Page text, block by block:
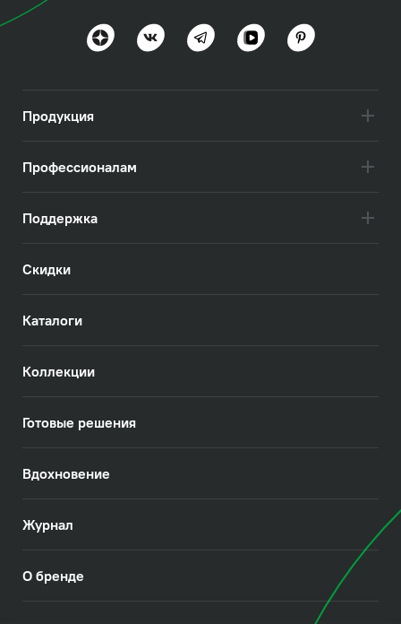
Продукция
Профессионалам
Поддержка
Скидки
Каталоги
Коллекции
Готовые решения
Вдохновение
Журнал
О бренде